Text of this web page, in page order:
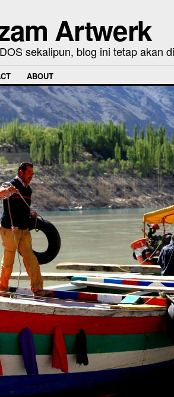
Artwerk
sekalipun, blog ini tetap akan
ABOUT